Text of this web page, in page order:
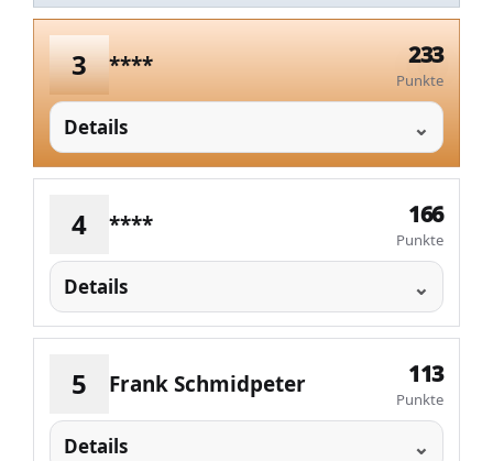
3 **** 233
Punkte
Details
4 **** 166
Punkte
Details
5 Frank Schmidpeter 113
Punkte
Details